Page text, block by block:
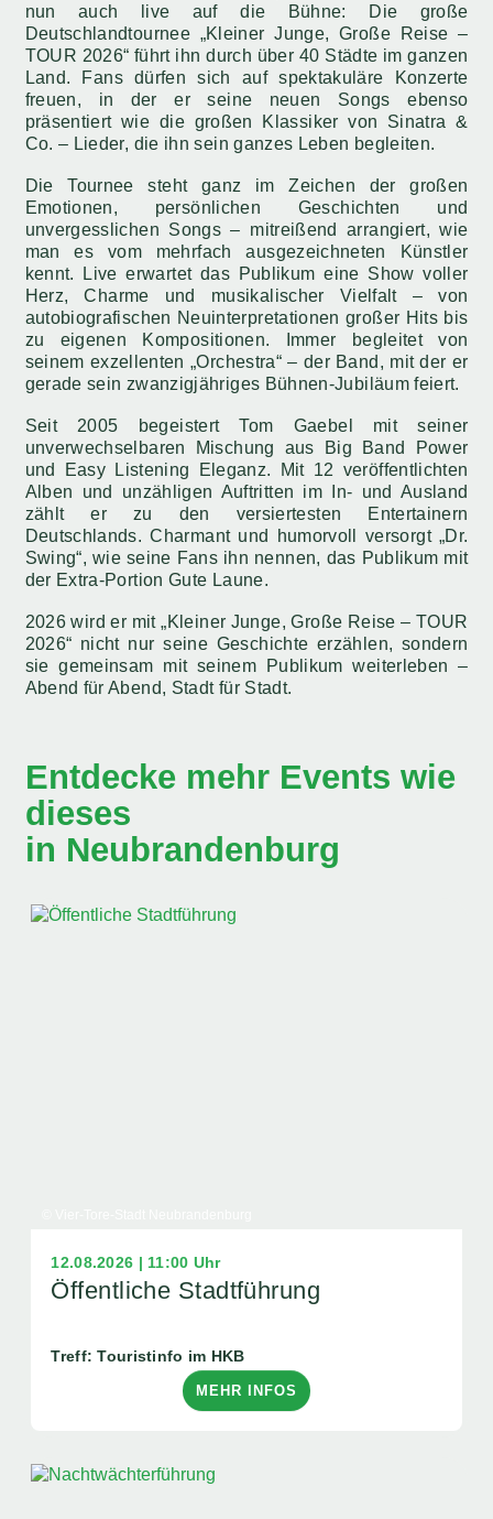
nun auch live auf die Bühne: Die große
Deutschlandtournee „Kleiner Junge, Große Reise –
TOUR 2026“ führt ihn durch über 40 Städte im ganzen
Land. Fans dürfen sich auf spektakuläre Konzerte
freuen, in der er seine neuen Songs ebenso
präsentiert wie die großen Klassiker von Sinatra &
Co. – Lieder, die ihn sein ganzes Leben begleiten.
Die Tournee steht ganz im Zeichen der großen
Emotionen, persönlichen Geschichten und
unvergesslichen Songs – mitreißend arrangiert, wie
man es vom mehrfach ausgezeichneten Künstler
kennt. Live erwartet das Publikum eine Show voller
Herz, Charme und musikalischer Vielfalt – von
autobiografischen Neuinterpretationen großer Hits bis
zu eigenen Kompositionen. Immer begleitet von
seinem exzellenten „Orchestra“ – der Band, mit der er
gerade sein zwanzigjähriges Bühnen-Jubiläum feiert.
Seit 2005 begeistert Tom Gaebel mit seiner
unverwechselbaren Mischung aus Big Band Power
und Easy Listening Eleganz. Mit 12 veröffentlichten
Alben und unzähligen Auftritten im In- und Ausland
zählt er zu den versiertesten Entertainern
Deutschlands. Charmant und humorvoll versorgt „Dr.
Swing“, wie seine Fans ihn nennen, das Publikum mit
der Extra-Portion Gute Laune.
2026 wird er mit „Kleiner Junge, Große Reise – TOUR
2026“ nicht nur seine Geschichte erzählen, sondern
sie gemeinsam mit seinem Publikum weiterleben –
Abend für Abend, Stadt für Stadt.
Entdecke mehr Events wie
dieses
in Neubrandenburg
12.08.2026 | 11:00 Uhr
Öffentliche Stadtführung
Treff: Touristinfo im HKB
MEHR INFOS